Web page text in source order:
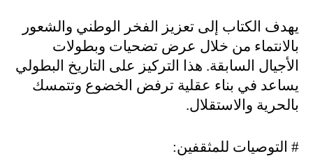
يهدف الكتاب إلى تعزيز الفخر الوطني والشعور
بالانتماء من خلال عرض تضحيات وبطولات
الأجيال السابقة. هذا التركيز على التاريخ البطولي
يساعد في بناء عقلية ترفض الخضوع وتتمسك
بالحرية والاستقلال.
# التوصيات للمثقفين: